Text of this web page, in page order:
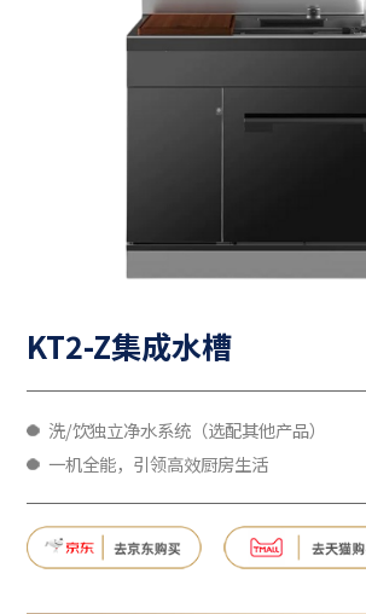
KT2-Z集成水槽
洗/饮独立净水系统（选配其他产品）
一机全能，引领高效厨房生活